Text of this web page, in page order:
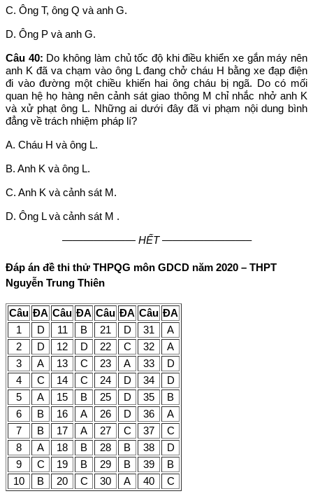
C. Ông T, ông Q và anh G.
D. Ông P và anh G.
Câu 40: Do không làm chủ tốc độ khi điều khiển xe gắn máy nên
anh K đã va chạm vào ông L đang chở cháu H bằng xe đạp điện
đi vào đường một chiều khiến hai ông cháu bị ngã. Do có mối
quan hệ họ hàng nên cảnh sát giao thông M chỉ nhắc nhở anh K
và xử phạt ông L. Những ai dưới đây đã vi phạm nội dung bình
đẳng về trách nhiệm pháp lí?
A. Cháu H và ông L.
B. Anh K và ông L.
C. Anh K và cảnh sát M.
D. Ông L và cảnh sát M .
——————— HẾT ————————–
Đáp án đề thi thử THPQG môn GDCD năm 2020 – THPT
Nguyễn Trung Thiên
Câu ĐA Câu ĐA Câu ĐA Câu ĐA
1
D 11 B 21 D 31
A
2
D 12 D 22 C 32
A
3
A 13 C 23 A 33
D
4
C 14 C 24 D 34
D
5
A 15 B 25 D 35
B
6
B 16 A 26 D 36
A
7
B 17 A 27 C 37
C
8
A 18 B 28 B 38
D
9
C 19 B 29 B 39
B
10
B 20 C 30 A 40 C